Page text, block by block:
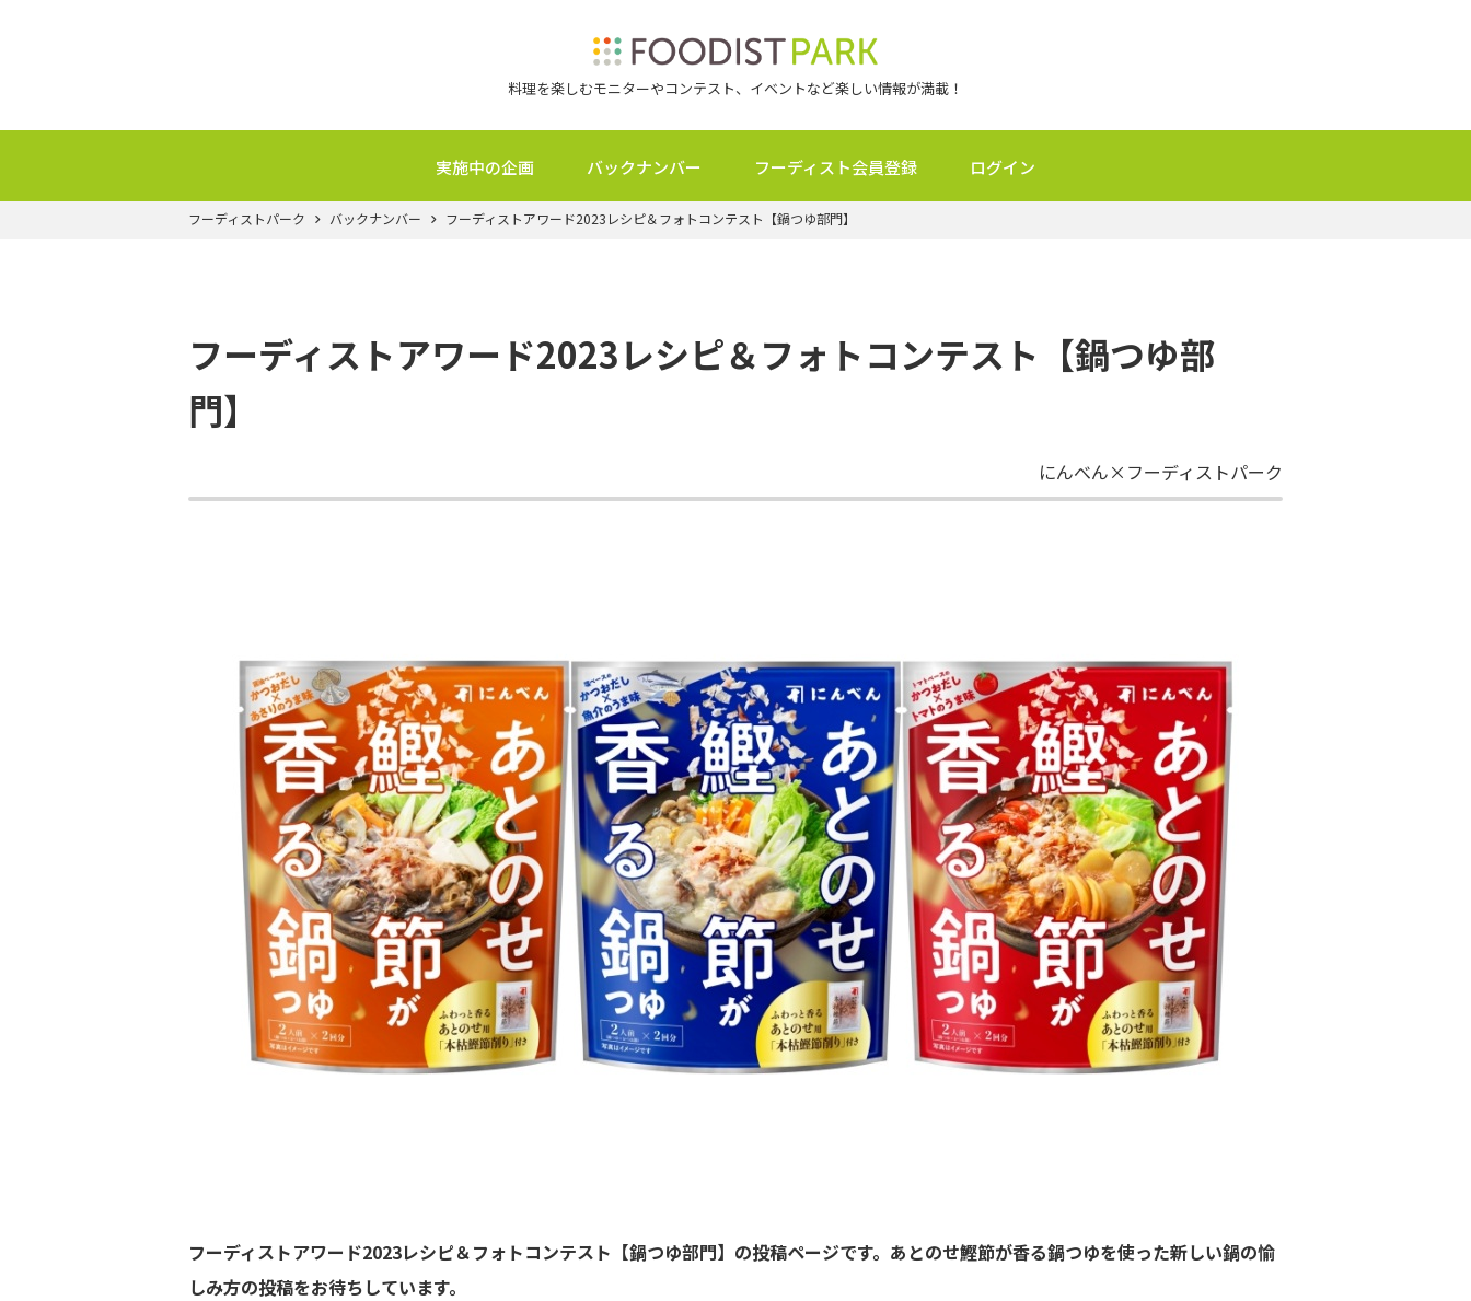
料理を楽しむモニターやコンテスト、イベントなど楽しい情報が満載！
実施中の企画 バックナンバー フーディスト会員登録 ログイン
フーディストパーク バックナンバー フーディストアワード2023レシピ＆フォトコンテスト【鍋つゆ部門】
フーディストアワード2023レシピ＆フォトコンテスト【鍋つゆ部
門】
にんべん×フーディストパーク
フーディストアワード2023レシピ＆フォトコンテスト【鍋つゆ部門】の投稿ページです。あとのせ鰹節が香る鍋つゆを使った新しい鍋の愉
しみ方の投稿をお待ちしています。